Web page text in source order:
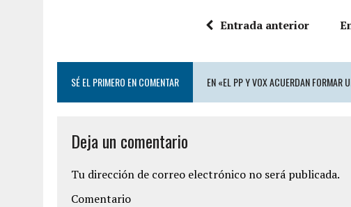
Entrada anterior
SÉ EL PRIMERO EN COMENTAR EN «EL PP Y VOX ACUERDAN FORMAR
Deja un comentario
Tu dirección de correo electrónico no será publicada.
Comentario